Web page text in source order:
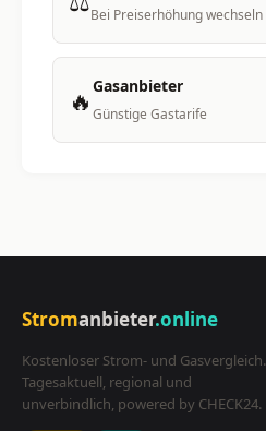
Bei Preiserhöhung wechseln
🔥 Gasanbieter
Günstige Gastarife
Stromanbieter.online
Kostenloser Strom- und Gasvergleich.
Tagesaktuell, regional und
unverbindlich, powered by CHECK24.